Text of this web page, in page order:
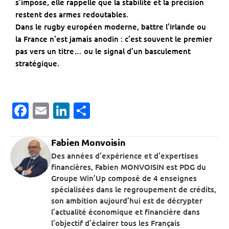
s’impose, elle rappelle que la stabilité et la précision
restent des armes redoutables.
Dans le rugby européen moderne, battre l’Irlande ou
la France n’est jamais anodin : c’est souvent le premier
pas vers un titre… ou le signal d’un basculement
stratégique.
Facebook
EmailLinkedIn
Fabien Monvoisin
Des années d’expérience et d’expertises
financières, Fabien MONVOISIN est PDG du
Groupe Win’Up composé de 4 enseignes
spécialisées dans le regroupement de crédits,
son ambition aujourd’hui est de décrypter
l’actualité économique et financière dans
l’objectif d’éclairer tous les Français